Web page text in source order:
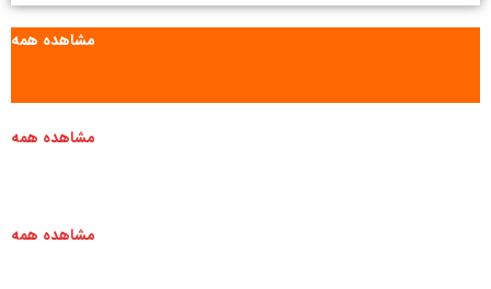
مشاهده همه
مشاهده همه
مشاهده همه